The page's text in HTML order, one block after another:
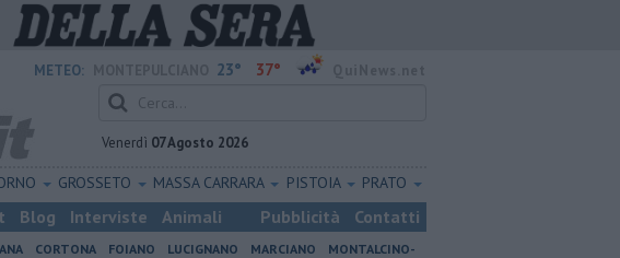
METEO: 23° 37°
Venerdì 07 Agosto 2026
GROSSETO MASSA CARRARA PISTOIA PRATO
Blog Interviste Animali Pubblicità Contatti
CORTONA FOIANO LUCIGNANO MARCIANO
MONTALCINO-